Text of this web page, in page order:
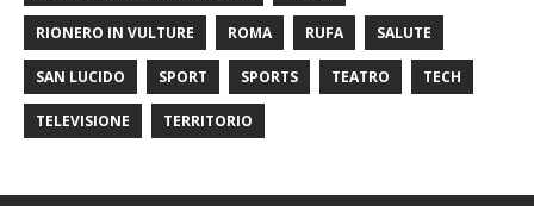
RIONERO IN VULTURE ROMA RUFA SALUTE
SAN LUCIDO SPORT SPORTS TEATRO TECH
TELEVISIONE TERRITORIO